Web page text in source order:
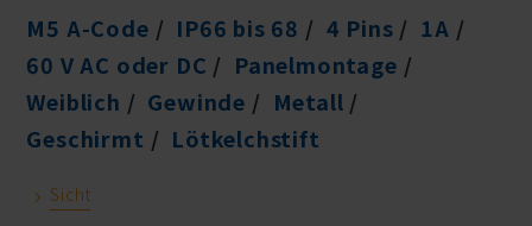
M5 A-Code IP66 bis 68 4 Pins
1A
60 V AC oder DC
Panelmontage
Weiblich
Gewinde
Metall
Geschirmt
Lötkelchstift
Sicht